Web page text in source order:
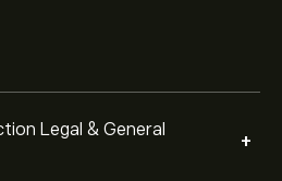
Legal & General
+
des 3 derniers mois, le